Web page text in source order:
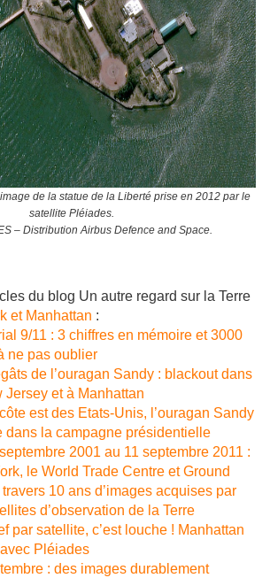
de la statue de la Liberté prise en 2012 par le
satellite Pléiades.
– Distribution Airbus Defence and Space.
du blog Un autre regard sur la Terre
et Manhattan :
9/11 : 3 chiffres en mémoire et 3000
ne pas oublier
de l’ouragan Sandy : blackout dans
Jersey et à Manhattan
est des Etats-Unis, l’ouragan Sandy
dans la campagne présidentielle
2001 au 11 septembre 2011 :
le World Trade Centre et Ground
10 ans d’images acquises par
d’observation de la Terre
par satellite, c’est louche ! Manhattan
Pléiades
: des images durablement